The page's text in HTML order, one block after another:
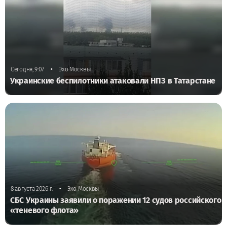
Сегодня, 9:07 • Эхо Москвы
Украинские беспилотники атаковали НПЗ в Татарстане
8 августа 2026 г. • Эхо Москвы
СБС Украины заявили о поражении 12 судов российского
«теневого флота»